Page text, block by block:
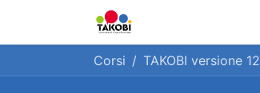
Corsi TAKOBI versione 12